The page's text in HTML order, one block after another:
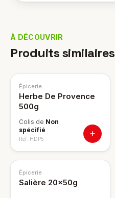
À DÉCOUVRIR
Produits similaires
Épicerie
Herbe De Provence
500g
Colis de Non
spécifié
Ref. HDP5
Épicerie
Salière 20x50g